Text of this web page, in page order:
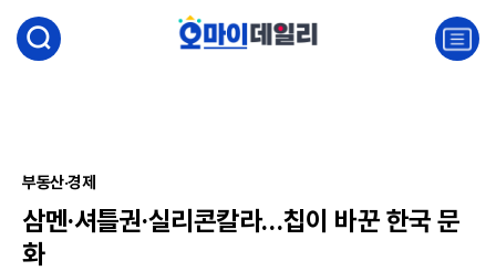
검
색
주
치
기
부동산·경제
삼멘·셔틀권·실리콘칼라…칩이 바꾼 한국 문
화